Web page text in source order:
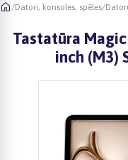
/Datori, konsoles, spēles/
Tastatūra
inch (M3)